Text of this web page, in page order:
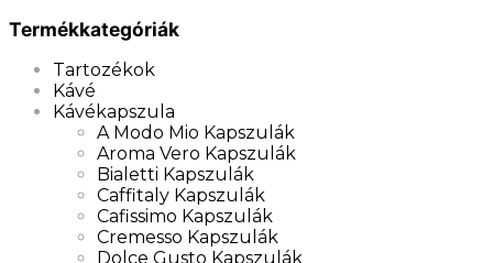
Termékkategóriák
Tartozékok
Kávé
Kávékapszula
A Modo Mio Kapszulák
Aroma Vero Kapszulák
Bialetti Kapszulák
Caffitaly Kapszulák
Cafissimo Kapszulák
Cremesso Kapszulák
Dolce Gusto Kapszulák